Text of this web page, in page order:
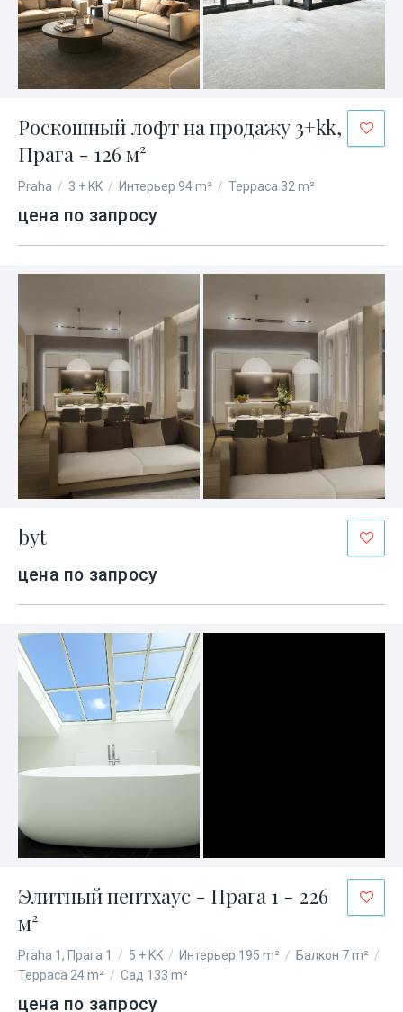
Роскошный лофт на продажу 3+kk,
Прага - 126 м²
Praha / 3 + KK / Интерьер 94 m² / Терраса 32 m²
цена по запросу
byt
цена по запросу
Элитный пентхаус - Прага 1 - 226
м²
Praha 1, Прага 1 / 5 + KK / Интерьер 195 m² / Балкон 7 m² /
Терраса 24 m² / Сад 133 m²
цена по запросу